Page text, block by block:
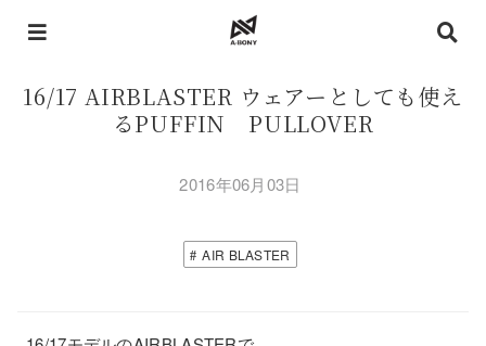
16/17 AIRBLASTER ウェアーとしても使え
るPUFFIN PULLOVER
2016年06月03日
AIR BLASTER